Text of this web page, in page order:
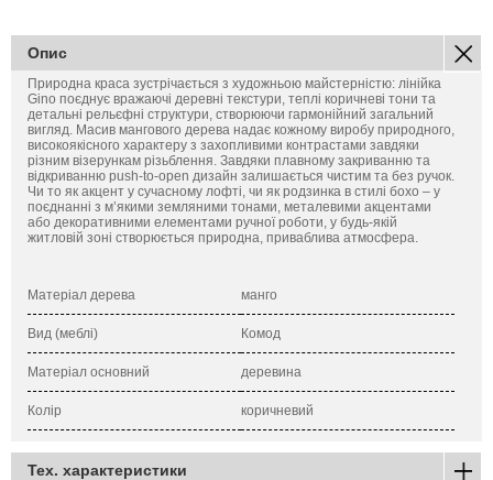
Опис
Природна краса зустрічається з художньою майстерністю: лінійка
Gino поєднує вражаючі деревні текстури, теплі коричневі тони та
детальні рельєфні структури, створюючи гармонійний загальний
вигляд. Масив мангового дерева надає кожному виробу природного,
високоякісного характеру з захопливими контрастами завдяки
різним візерункам різьблення. Завдяки плавному закриванню та
відкриванню push-to-open дизайн залишається чистим та без ручок.
Чи то як акцент у сучасному лофті, чи як родзинка в стилі бохо – у
поєднанні з м’якими земляними тонами, металевими акцентами
або декоративними елементами ручної роботи, у будь-якій
житловій зоні створюється природна, приваблива атмосфера.
Матеріал дерева манго
Вид (меблі) Комод
Матеріал основний деревина
Колір коричневий
Тех. характеристики